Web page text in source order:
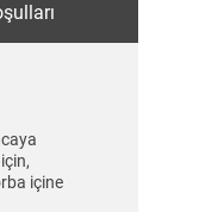
içine